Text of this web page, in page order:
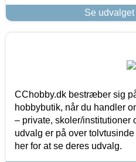
Se
CChobby.dk bestræber sig
hobbybutik, når du handler
– private, skoler/institutioner
udvalg er på over
her for at se deres udvalg.